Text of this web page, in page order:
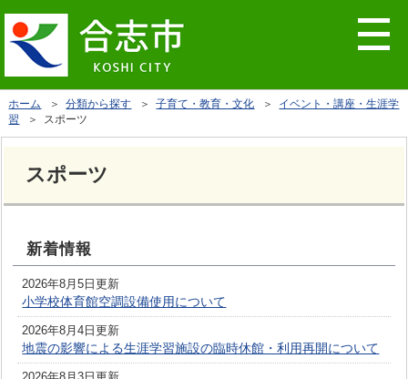
ホーム ＞分類から探す ＞子育て・教育・文化 ＞ イベント・講座・生涯学
習
＞ スポーツ
スポーツ
新着情報
2026年8月5日更新
小学校体育館空調設備使用について
2026年8月4日更新
地震の影響による生涯学習施設の臨時休館・利用再開について